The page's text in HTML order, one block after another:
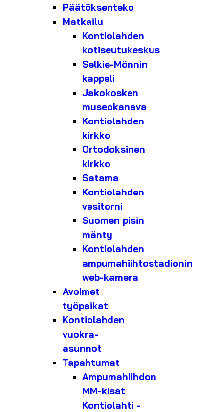
Päätöksenteko
Matkailu
Kontiolahden
kotiseutukeskus
Selkie-Mönnin
kappeli
Jakokosken
museokanava
Kontiolahden
kirkko
Ortodoksinen
kirkko
Satama
Kontiolahden
vesitorni
Suomen pisin
mänty
Kontiolahden
ampumahiihtostadionin
web-kamera
Avoimet
työpaikat
Kontiolahden
vuokra-
asunnot
Tapahtumat
Ampumahiihdon
MM-kisat
Kontiolahti -